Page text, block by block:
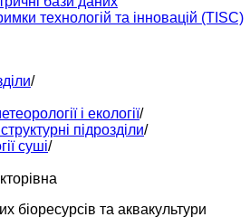
технологій та інновацій (TISC)
/
і екології/
підрозділи/
суші/